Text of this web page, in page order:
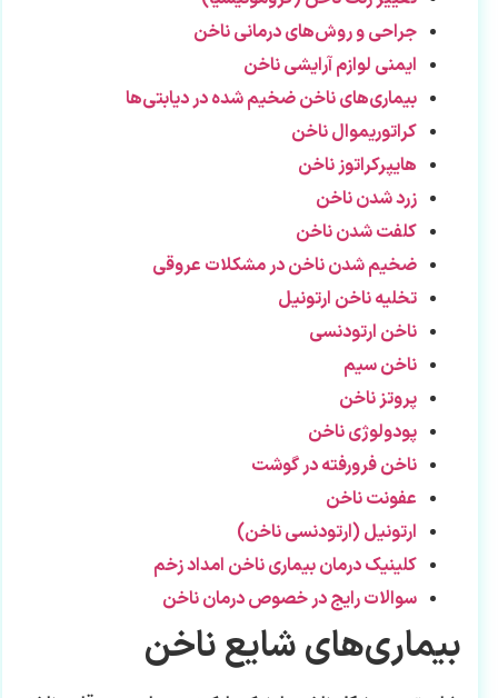
جراحی و روش‌های درمانی ناخن
ایمنی لوازم آرایشی ناخن
بیماری‌های ناخن ضخیم شده در دیابتی‌ها
کراتوریموال ناخن
هایپرکراتوز ناخن
زرد شدن ناخن
کلفت شدن ناخن
ضخیم شدن ناخن در مشکلات عروقی
تخلیه ناخن ارتونیل
ناخن ارتودنسی
ناخن سیم
پروتز ناخن
پودولوژی ناخن
ناخن فرورفته در گوشت
عفونت ناخن
ارتونیل (ارتودنسی ناخن)
کلینیک درمان بیماری ناخن امداد زخم
سوالات رایج در خصوص درمان ناخن
بیماری‌های شایع ناخن